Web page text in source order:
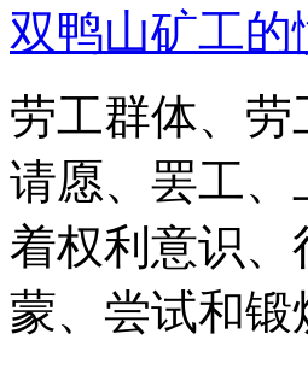
双鸭山矿工的
劳工群体、
请愿、罢工
着权利意识
蒙、尝试和锻